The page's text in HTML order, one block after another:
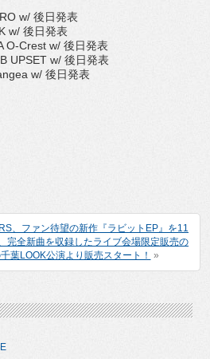
w/ 後日発表
w/ 後日発表
O-Crest w/ 後日発表
UPSET w/ 後日発表
w/ 後日発表
、ファン待望の新作『ラビットEP』を11
完全新曲を収録したライブ会場限定販売の
葉LOOK公演より販売スタート！ »